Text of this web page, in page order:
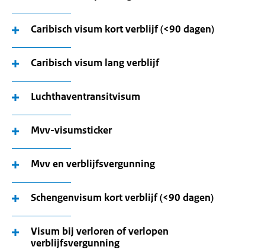
Caribisch visum kort verblijf (<90 dagen)
Caribisch visum lang verblijf
Luchthaventransitvisum
Mvv-visumsticker
Mvv en verblijfsvergunning
Schengenvisum kort verblijf (<90 dagen)
Visum bij verloren of verlopen
verblijfsvergunning